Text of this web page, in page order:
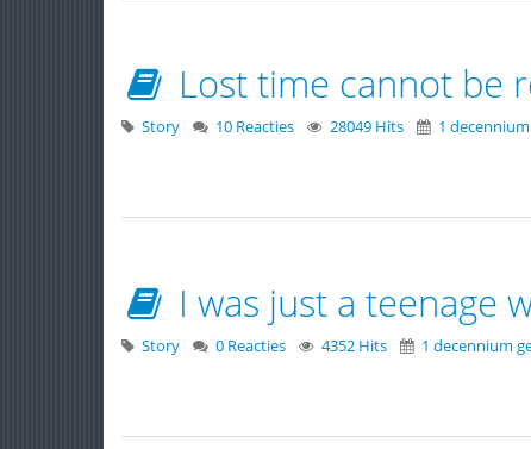
Lost time cannot be
Story 10 Reacties 28049 Hits 1
I was just a teenage
Story 0 Reacties 4352 Hits 1 decennium